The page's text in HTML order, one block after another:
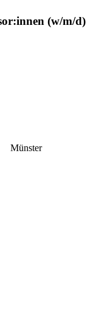
(w/m/d)
Münster